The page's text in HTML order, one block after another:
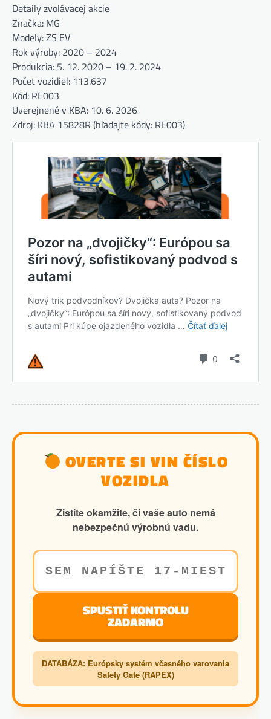
Detaily zvolávacej akcie
Značka: MG
Modely: ZS EV
Rok výroby: 2020 – 2024
Produkcia: 5. 12. 2020 – 19. 2. 2024
Počet vozidiel: 113.637
Kód: RE003
Uverejnené v KBA: 10. 6. 2026
Zdroj: KBA 15828R (hľadajte kódy: RE003)
OVERTE SI VIN ČÍSLO
VOZIDLA
Zistite okamžite, či vaše auto nemá
nebezpečnú výrobnú vadu.
SPUSTIŤ KONTROLU
ZADARMO
DATABÁZA: Európsky systém včasného varovania
Safety Gate (RAPEX)